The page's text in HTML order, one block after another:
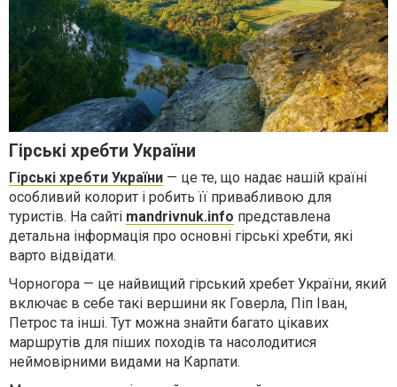
Гірські хребти України
Гірські хребти України — це те, що надає нашій країні
особливий колорит і робить її привабливою для
туристів. На сайті mandrivnuk.info представлена
детальна інформація про основні гірські хребти, які
варто відвідати.
Чорногора — це найвищий гірський хребет України, який
включає в себе такі вершини як Говерла, Піп Іван,
Петрос та інші. Тут можна знайти багато цікавих
маршрутів для піших походів та насолодитися
неймовірними видами на Карпати.